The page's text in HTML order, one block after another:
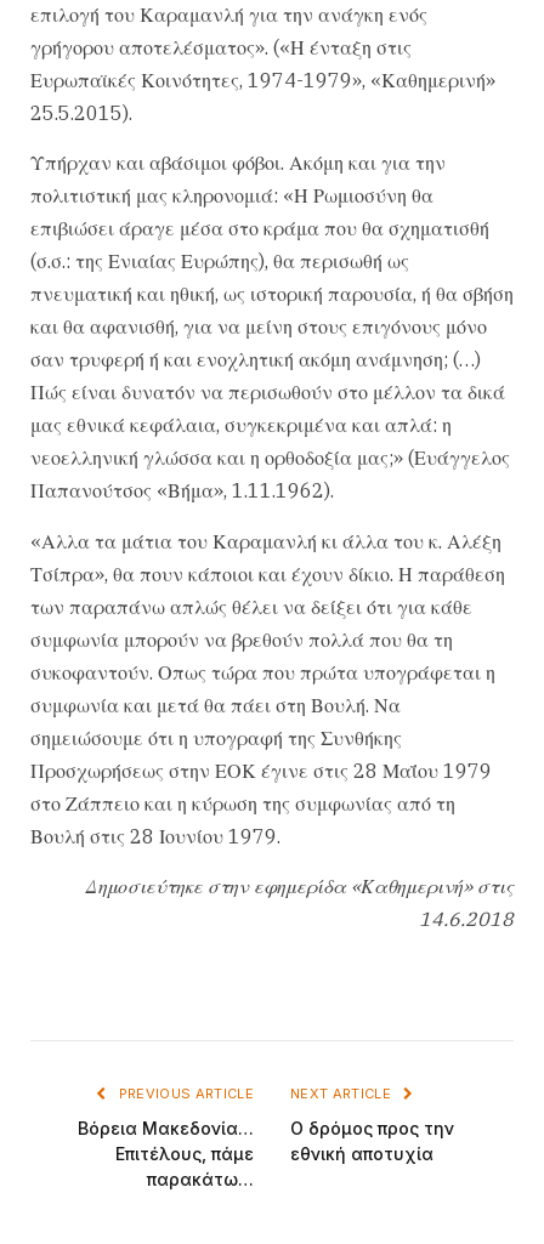
επιλογή του Καραμανλή για την ανάγκη ενός
γρήγορου αποτελέσματος». («Η ένταξη στις
Ευρωπαϊκές Κοινότητες, 1974-1979», «Καθημερινή»
25.5.2015).
Υπήρχαν και αβάσιμοι φόβοι. Ακόμη και για την
πολιτιστική μας κληρονομιά: «Η Ρωμιοσύνη θα
επιβιώσει άραγε μέσα στο κράμα που θα σχηματισθή
(σ.σ.: της Ενιαίας Ευρώπης), θα περισωθή ως
πνευματική και ηθική, ως ιστορική παρουσία, ή θα σβήση
και θα αφανισθή, για να μείνη στους επιγόνους μόνο
σαν τρυφερή ή και ενοχλητική ακόμη ανάμνηση; (…)
Πώς είναι δυνατόν να περισωθούν στο μέλλον τα δικά
μας εθνικά κεφάλαια, συγκεκριμένα και απλά: η
νεοελληνική γλώσσα και η ορθοδοξία μας;» (Ευάγγελος
Παπανούτσος «Βήμα», 1.11.1962).
«Αλλα τα μάτια του Καραμανλή κι άλλα του κ. Αλέξη
Τσίπρα», θα πουν κάποιοι και έχουν δίκιο. Η παράθεση
των παραπάνω απλώς θέλει να δείξει ότι για κάθε
συμφωνία μπορούν να βρεθούν πολλά που θα τη
συκοφαντούν. Οπως τώρα που πρώτα υπογράφεται η
συμφωνία και μετά θα πάει στη Βουλή. Να
σημειώσουμε ότι η υπογραφή της Συνθήκης
Προσχωρήσεως στην ΕΟΚ έγινε στις 28 Μαΐου 1979
στο Ζάππειο και η κύρωση της συμφωνίας από τη
Βουλή στις 28 Ιουνίου 1979.
Δημοσιεύτηκε στην εφημερίδα «Καθημερινή» στις
14.6.2018
PREVIOUS ARTICLE
Βόρεια Μακεδονία…
Επιτέλους, πάμε
παρακάτω…
NEXT ARTICLE
Ο δρόμος προς την
εθνική αποτυχία